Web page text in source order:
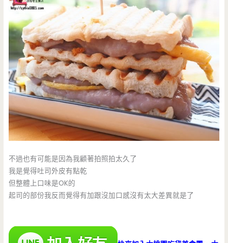
不過也有可能是因為我顧著拍照拍太久了
我是覺得吐司外皮有點乾
但整體上口味是OK的
起司的部份我反而覺得有加跟沒加口感沒有太大差異就是了